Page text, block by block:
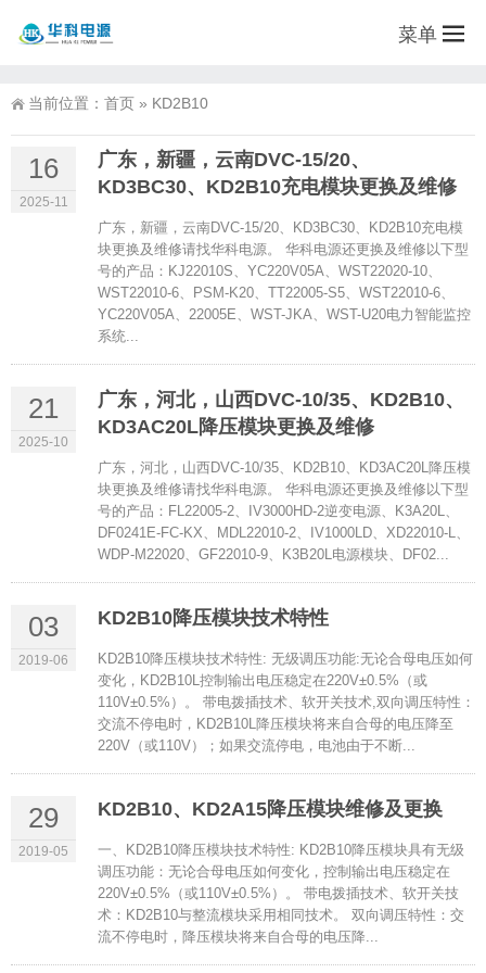
菜单
当前位置： 首页 » KD2B10
16
2025-11
广东，新疆，云南DVC-15/20、
KD3BC30、KD2B10充电模块更换及维修
广东，新疆，云南DVC-15/20、KD3BC30、KD2B10充电模
块更换及维修请找华科电源。 华科电源还更换及维修以下型
号的产品：KJ22010S、YC220V05A、WST22020-10、
WST22010-6、PSM-K20、TT22005-S5、WST22010-6、
YC220V05A、22005E、WST-JKA、WST-U20电力智能监控
系统...
21
2025-10
广东，河北，山西DVC-10/35、KD2B10、
KD3AC20L降压模块更换及维修
广东，河北，山西DVC-10/35、KD2B10、KD3AC20L降压模
块更换及维修请找华科电源。 华科电源还更换及维修以下型
号的产品：FL22005-2、IV3000HD-2逆变电源、K3A20L、
DF0241E-FC-KX、MDL22010-2、IV1000LD、XD22010-L、
WDP-M22020、GF22010-9、K3B20L电源模块、DF02...
03
2019-06
KD2B10降压模块技术特性
KD2B10降压模块技术特性: 无级调压功能:无论合母电压如何
变化，KD2B10L控制输出电压稳定在220V±0.5%（或
110V±0.5%）。 带电拨插技术、软开关技术,双向调压特性：
交流不停电时，KD2B10L降压模块将来自合母的电压降至
220V（或110V）；如果交流停电，电池由于不断...
29
2019-05
KD2B10、KD2A15降压模块维修及更换
一、KD2B10降压模块技术特性: KD2B10降压模块具有无级
调压功能：无论合母电压如何变化，控制输出电压稳定在
220V±0.5%（或110V±0.5%）。 带电拨插技术、软开关技
术：KD2B10与整流模块采用相同技术。 双向调压特性：交
流不停电时，降压模块将来自合母的电压降...